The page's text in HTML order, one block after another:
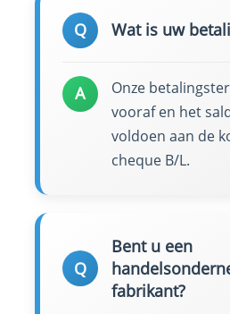
Q Wat is uw
A
Onze
vooraf en het
voldoen aan de
cheque B/L.
Q
Bent u een
fabrikant?